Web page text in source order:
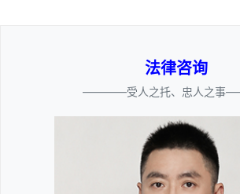
法律咨询
————受人之托、忠人之